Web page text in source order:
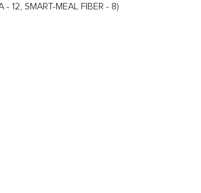
- 12, SMART-MEAL FIBER - 8)